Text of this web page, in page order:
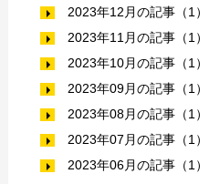
2023年12月の記事（1）
2023年11月の記事（1）
2023年10月の記事（1）
2023年09月の記事（1）
2023年08月の記事（1）
2023年07月の記事（1）
2023年06月の記事（1）